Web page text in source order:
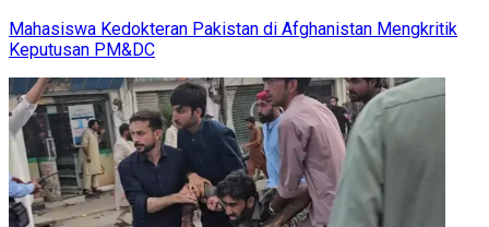
Mahasiswa Kedokteran Pakistan di Afghanistan Mengkritik
Keputusan PM&DC